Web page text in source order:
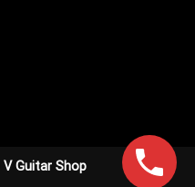
V Guitar Shop